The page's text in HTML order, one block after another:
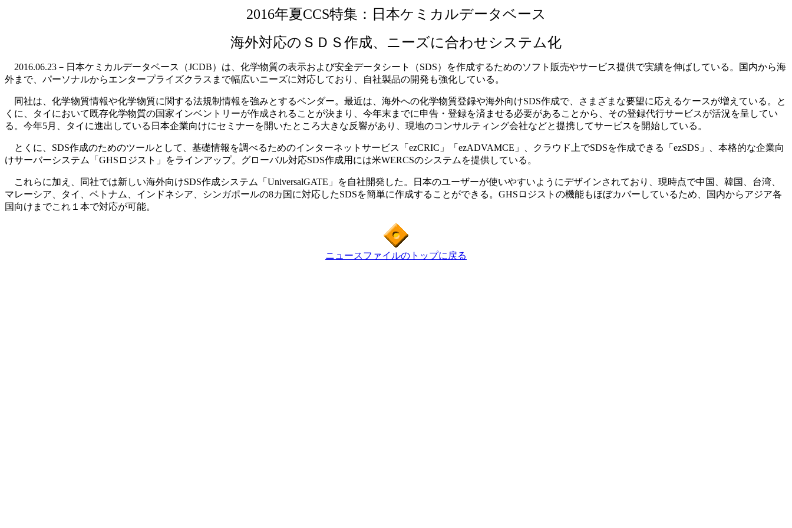
2016年夏CCS特集：日本ケミカルデータベース
海外対応のＳＤＳ作成、ニーズに合わせシステム化
2016.06.23－日本ケミカルデータベース（JCDB）は、化学物質の表示および安全データシート（SDS）を作成するためのソフト販売やサービス提供で実績を伸ばしている。国内から海
外まで、パーソナルからエンタープライズクラスまで幅広いニーズに対応しており、自社製品の開発も強化している。
同社は、化学物質情報や化学物質に関する法規制情報を強みとするベンダー。最近は、海外への化学物質登録や海外向けSDS作成で、さまざまな要望に応えるケースが増えている。と
くに、タイにおいて既存化学物質の国家インベントリーが作成されることが決まり、今年末までに申告・登録を済ませる必要があることから、その登録代行サービスが活況を呈してい
る。今年5月、タイに進出している日本企業向けにセミナーを開いたところ大きな反響があり、現地のコンサルティング会社などと提携してサービスを開始している。
とくに、SDS作成のためのツールとして、基礎情報を調べるためのインターネットサービス「ezCRIC」「ezADVAMCE」、クラウド上でSDSを作成できる「ezSDS」、本格的な企業向
けサーバーシステム「GHSロジスト」をラインアップ。グローバル対応SDS作成用には米WERCSのシステムを提供している。
これらに加え、同社では新しい海外向けSDS作成システム「UniversalGATE」を自社開発した。日本のユーザーが使いやすいようにデザインされており、現時点で中国、韓国、台湾、
マレーシア、タイ、ベトナム、インドネシア、シンガポールの8カ国に対応したSDSを簡単に作成することができる。GHSロジストの機能もほぼカバーしているため、国内からアジア各
国向けまでこれ１本で対応が可能。
ニュースファイルのトップに戻る